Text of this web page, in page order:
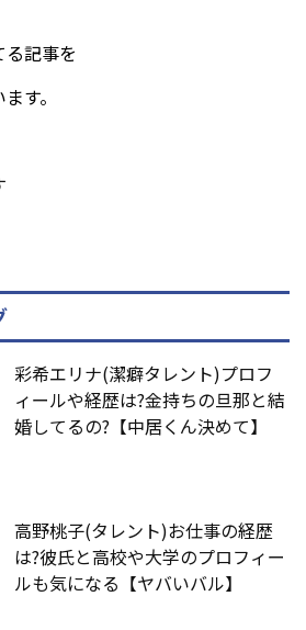
記事を
す。
彩希エリナ(潔癖タレント)プロフ
ィールや経歴は?金持ちの旦那と結
婚してるの?【中居くん決めて】
高野桃子(タレント)お仕事の経歴
は?彼氏と高校や大学のプロフィー
ルも気になる【ヤバいバル】